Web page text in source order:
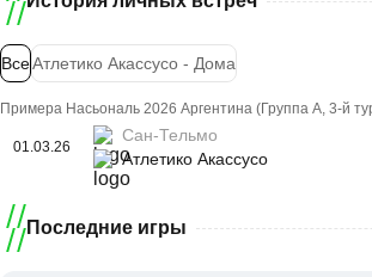
ВсеАтлетико Акассусо - Дома
Примера Насьональ 2026 Аргентина (Группа A, 3-й
01.03.26
Сан-Тельмо
Атлетико Акассусо
Последние игры